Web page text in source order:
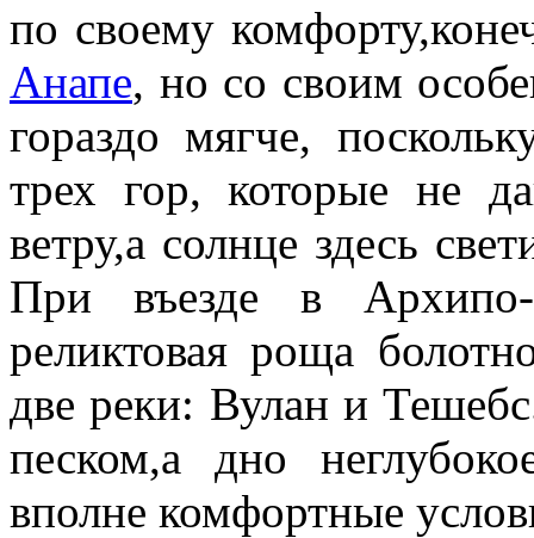
по своему
Анапе, но со своим
гораздо мягче,
трех гор, которые не
ветру,а солнце здесь
При въезде в
реликтовая роща
две реки: Вулан и
песком,а дно
вполне комфортные